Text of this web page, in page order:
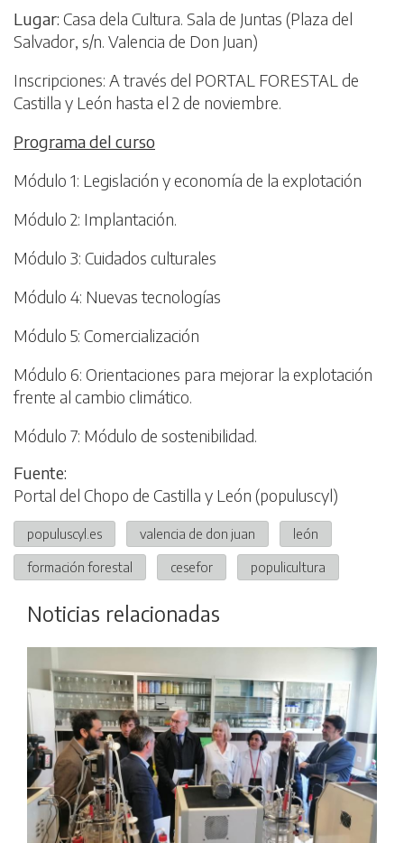
Lugar: Casa dela Cultura. Sala de Juntas (Plaza del
Salvador, s/n. Valencia de Don Juan)
Inscripciones: A través del PORTAL FORESTAL de
Castilla y León hasta el 2 de noviembre.
Programa del curso
Módulo 1: Legislación y economía de la explotación
Módulo 2: Implantación.
Módulo 3: Cuidados culturales
Módulo 4: Nuevas tecnologías
Módulo 5: Comercialización
Módulo 6: Orientaciones para mejorar la explotación
frente al cambio climático.
Módulo 7: Módulo de sostenibilidad.
Fuente:
Portal del Chopo de Castilla y León (populuscyl)
populuscyl.es valencia de don juan león
formación forestal cesefor populicultura
Noticias relacionadas